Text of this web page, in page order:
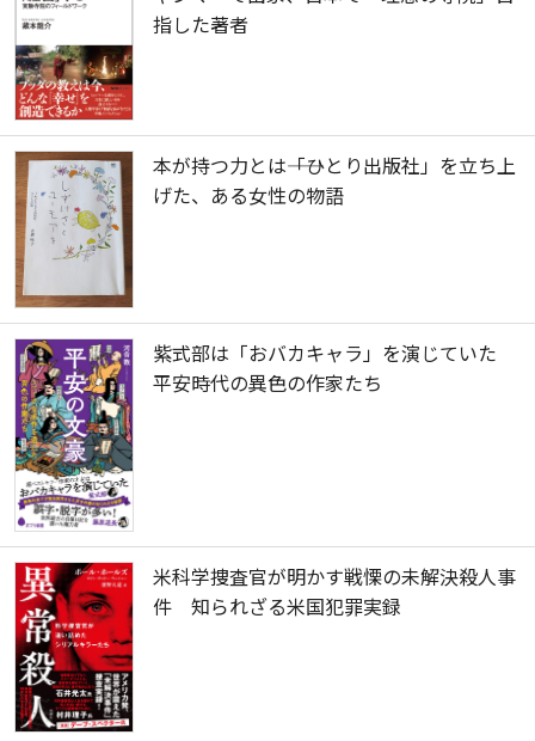
指した著者
本が持つ力とは――「ひとり出版社」を立ち上
げた、ある女性の物語
紫式部は「おバカキャラ」を演じていた
平安時代の異色の作家たち
米科学捜査官が明かす戦慄の未解決殺人事
件 知られざる米国犯罪実録